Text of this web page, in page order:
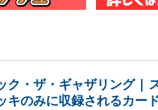
ク・ザ・ギャザリング |
キのみに収録されるカー